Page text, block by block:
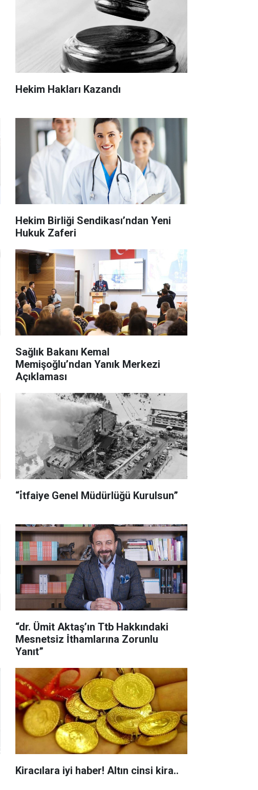
Hekim Hakları Kazandı
Hekim Birliği Sendikası’ndan Yeni
Hukuk Zaferi
Sağlık Bakanı Kemal
Memişoğlu’ndan Yanık Merkezi
Açıklaması
“i̇tfaiye Genel Müdürlüğü Kurulsun”
“dr. Ümit Aktaş’ın Ttb Hakkındaki
Mesnetsiz İ̇thamlarına Zorunlu
Yanıt”
Kiracılara iyi haber! Altın cinsi kira..